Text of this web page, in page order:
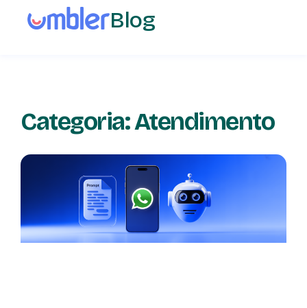
Blog
Categoria: Atendimento